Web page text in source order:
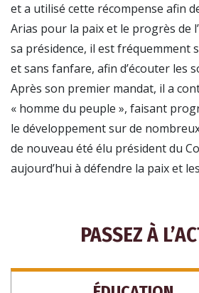
et a utilisé cette récompense afin
Arias pour la paix et le progrès de
sa présidence, il est fréquemment
et sans fanfare, afin d’écouter les
Après son premier mandat, il a
« homme du peuple », faisant
le développement sur de
de nouveau été élu président du
aujourd’hui à défendre la paix et
PASSEZ À